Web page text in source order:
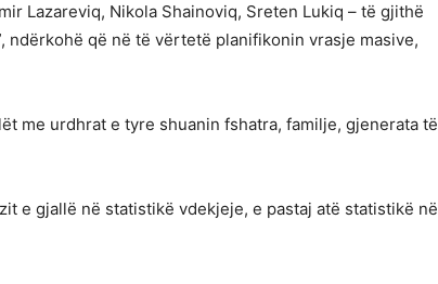
Lazareviq, Nikola Shainoviq, Sreten Lukiq – të gjithë
ndërkohë që në të vërtetë planifikonin vrasje masive,
me urdhrat e tyre shuanin fshatra, familje, gjenerata të
e gjallë në statistikë vdekjeje, e pastaj atë statistikë në